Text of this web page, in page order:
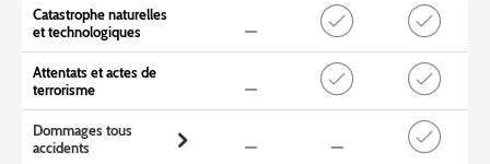
Catastrophe naturelles
et technologiques
Attentats et actes de
terrorisme
Dommages tous
accidents